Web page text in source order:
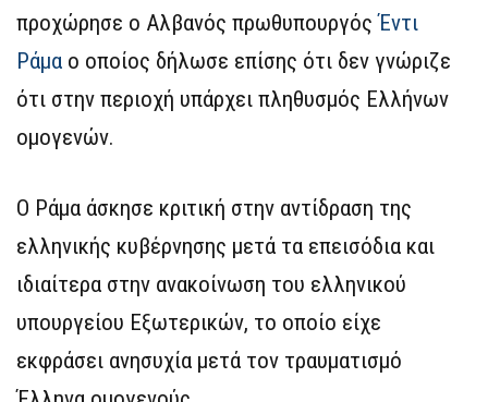
προχώρησε ο Αλβανός πρωθυπουργόςΈντι
Ράμα ο οποίος δήλωσε επίσης ότι δεν γνώριζε
ότι στην περιοχή υπάρχει πληθυσμός Ελλήνων
ομογενών.
Ο Ράμα άσκησε κριτική στην αντίδραση της
ελληνικής κυβέρνησης μετά τα επεισόδια και
ιδιαίτερα στην ανακοίνωση του ελληνικού
υπουργείου Εξωτερικών, το οποίο είχε
εκφράσει ανησυχία μετά τον τραυματισμό